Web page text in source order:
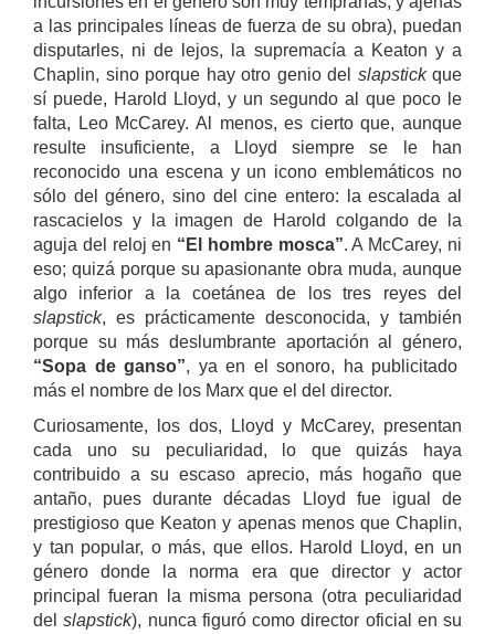
a las principales líneas de fuerza de su obra), puedan
disputarles, ni de lejos, la supremacía a Keaton y a
Chaplin, sino porque hay otro genio del slapstickque
sí puede, Harold Lloyd, y un segundo al que poco le
falta, Leo McCarey. Al menos, es cierto que, aunque
resulte insuficiente, a Lloyd siempre se le han
reconocido una escena y un icono emblemáticos no
sólo del género, sino del cine entero: la escalada al
rascacielos y la imagen de Harold colgando de la
aguja del reloj en “El hombre mosca”. A McCarey, ni
eso; quizá porque su apasionante obra muda, aunque
algo inferior a la coetánea de los tres reyes del
slapstick, es prácticamente desconocida, y también
porque su más deslumbrante aportación al género,
“Sopa de ganso”, ya en el sonoro, ha publicitado
más el nombre de los Marx que el del director.
Curiosamente, los dos, Lloyd y McCarey, presentan
cada uno su peculiaridad, lo que quizás haya
contribuido a su escaso aprecio, más hogaño que
antaño, pues durante décadas Lloyd fue igual de
prestigioso que Keaton y apenas menos que Chaplin,
y tan popular, o más, que ellos. Harold Lloyd, en un
género donde la norma era que director y actor
principal fueran la misma persona (otra peculiaridad
delslapstick), nunca figuró como director oficial en su